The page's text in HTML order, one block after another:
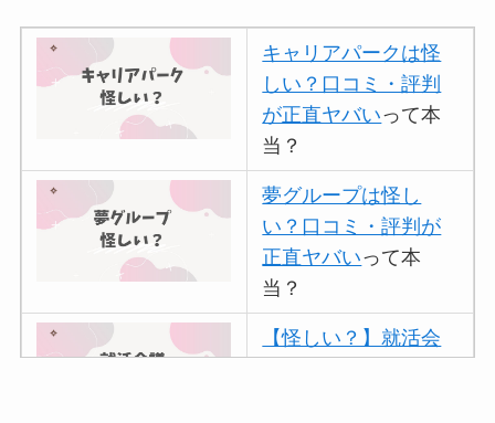
キャリアパークは怪
しい？口コミ・評判
が正直ヤバいって本
当？
夢グループは怪し
い？口コミ・評判が
正直ヤバいって本
当？
【怪しい？】就活会